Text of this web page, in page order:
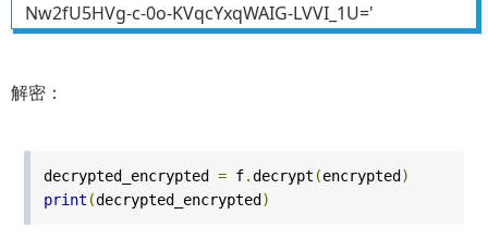
Nw2fU5HVg-c-0o-KVqcYxqWAIG-LVVI_1U='
解密：
decrypted_encrypted =f.decrypt (encrypted )
print (decrypted_encrypted )